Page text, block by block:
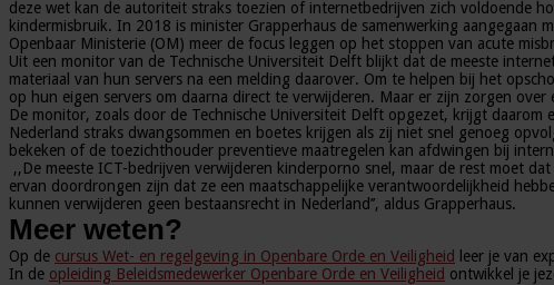
deze wet kan de autoriteit straks toezien of internetbedrijven zich voldoende
kindermisbruik. In 2018 is minister Grapperhaus de samenwerking
Openbaar Ministerie (OM) meer de focus leggen op het stoppen van acute
Uit een monitor van de Technische Universiteit Delft blijkt dat de meeste
materiaal van hun servers na een melding daarover. Om te helpen bij het
op hun eigen servers om daarna direct te verwijderen. Maar er zijn zorgen
De monitor, zoals door de Technische Universiteit Delft opgezet, krijgt
Nederland straks dwangsommen en boetes krijgen als zij niet snel genoeg
bekeken of de toezichthouder preventieve maatregelen kan afdwingen bij
,,De meeste ICT-bedrijven verwijderen kinderporno snel, maar de rest moet
ervan doordrongen zijn dat ze een maatschappelijke verantwoordelijkheid
kunnen verwijderen geen bestaansrecht in Nederland’’, aldus Grapperhaus.
Meer weten?
Op de cursus Wet- en regelgeving in Openbare Orde en Veiligheid
leer je van
In de opleiding Beleidsmedewerker Openbare Orde en Veiligheid ontwikkel je